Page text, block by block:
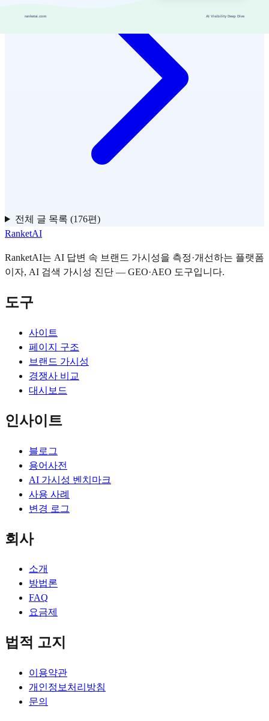
전체 글 목록 (176편)
RanketAI
RanketAI는 AI 답변 속 브랜드 가시성을 측정·개선하는 플랫폼
이자, AI 검색 가시성 진단 — GEO·AEO 도구입니다.
도구
사이트
페이지 구조
브랜드 가시성
경쟁사 비교
대시보드
인사이트
블로그
용어사전
AI 가시성 벤치마크
사용 사례
변경 로그
회사
소개
방법론
FAQ
요금제
법적 고지
이용약관
개인정보처리방침
문의